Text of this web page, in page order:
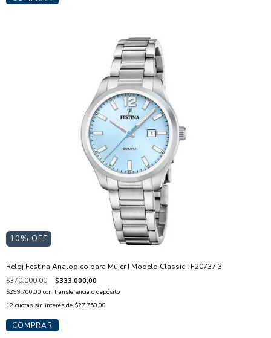
10% OFF
Reloj Festina Analogico para Mujer I Modelo Classic I F20737.3
$370.000,00 $333.000,00
$299.700,00 con Transferencia o depósito
12 cuotas sin interés de $27.750,00